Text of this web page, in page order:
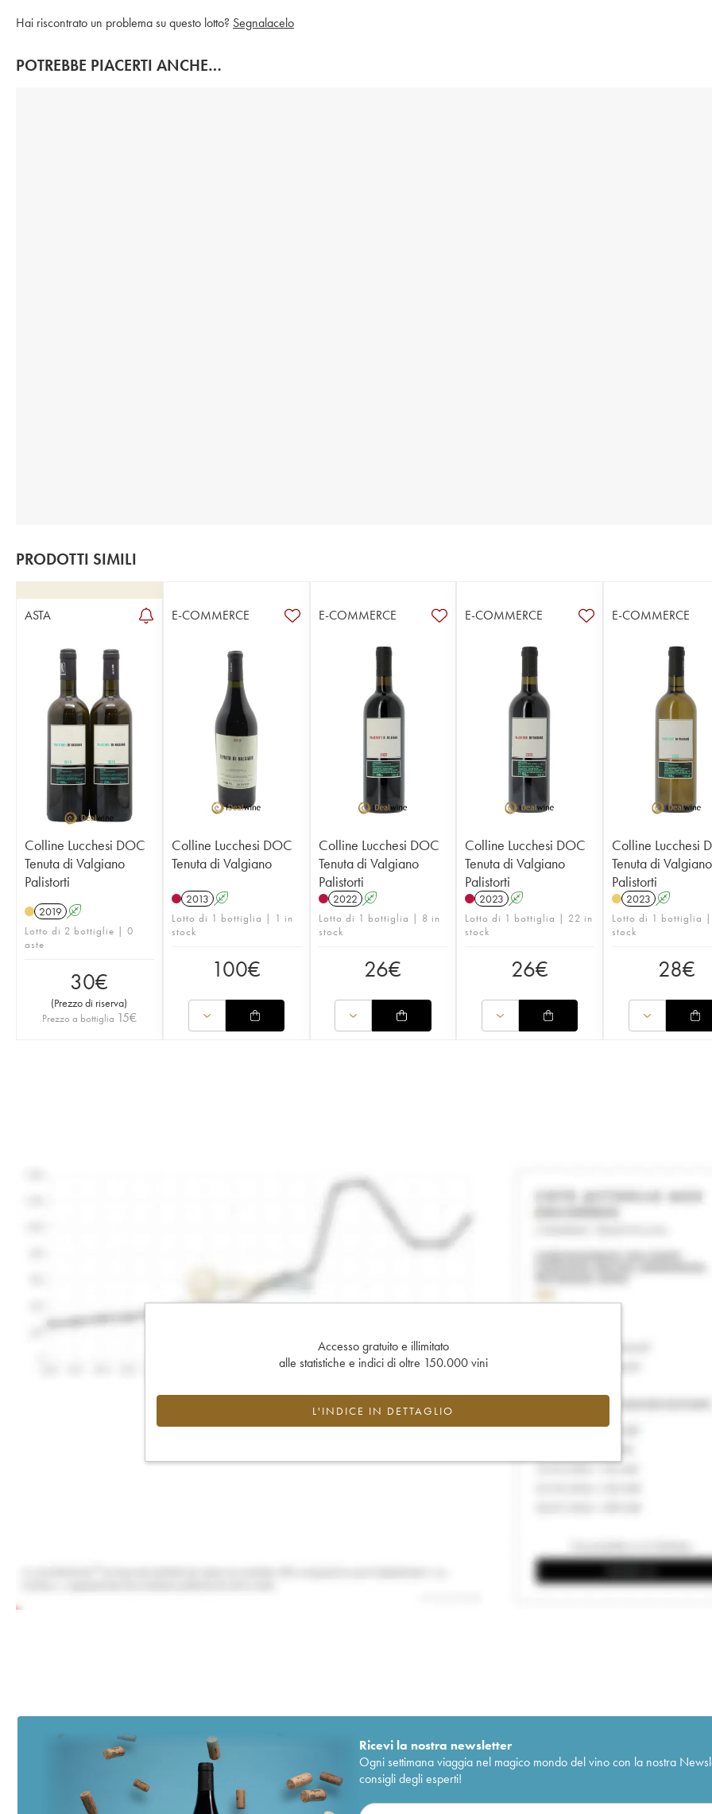
Hai riscontrato un problema su questo lotto? Segnalacelo
POTREBBE PIACERTI ANCHE…
PRODOTTI SIMILI
ASTA
Colline Lucchesi DOC
Tenuta di Valgiano
Palistorti
2019 A
Lotto di 2 bottiglie | 0
aste
30€
(Prezzo di riserva)
Prezzo a bottiglia 15€
E-COMMERCE
Colline Lucchesi DOC
Tenuta di Valgiano
2013 A
Lotto di 1 bottiglia | 1 in
stock
100€
E-COMMERCE
Colline Lucchesi DOC
Tenuta di Valgiano
Palistorti
2022 A
Lotto di 1 bottiglia | 8 in
stock
26€
E-COMMERCE
Colline Lucchesi DOC
Tenuta di Valgiano
Palistorti
2023 A
Lotto di 1 bottiglia | 22 in
stock
26€
E-COMMERCE
Colline Lucchesi
Tenuta di Valgiano
Palistorti
2023 A
Lotto di 1 bottiglia |
stock
28€
Accesso gratuito e illimitato
alle statistiche e indici di oltre 150.000 vini
L'INDICE IN DETTAGLIO
Ricevi la nostra newsletter
Ogni settimana viaggia nel magico mondo del vino con la nostra
consigli degli esperti!